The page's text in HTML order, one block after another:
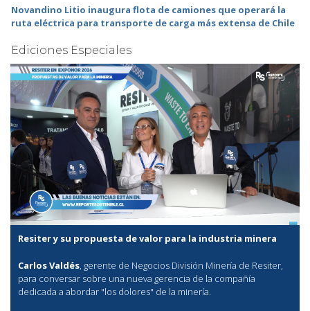
Novandino Litio inaugura flota de camiones que operará la
ruta eléctrica para transporte de carga más extensa de Chile
Ediciones Especiales
Resiter y su propuesta de valor para la industria minera
Carlos Valdés, gerente de Negocios División Minería de Resiter,
para conversar sobre una nueva gerencia de la compañía
dedicada a abordar "los dolores" de la minería.